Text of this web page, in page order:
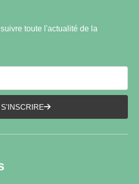
toute l'actualité de la
S'INSCRIRE